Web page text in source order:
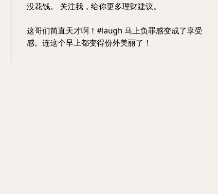
没花钱。 关注我，给你更多理财建议。
这哥们简直天才啊！#laugh 马上负罪感变成了享受
感。连这个早上都变得份外美丽了！